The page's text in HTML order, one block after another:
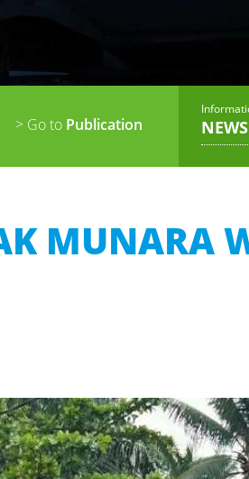
> Go to Publication NEWS
MUNARA